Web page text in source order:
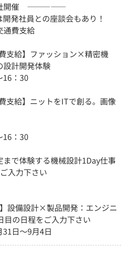
開催 ―――――
発社員との座談会もあり！
費支給
支給】ファッション×精密機
設計開発体験
16：30
支給】ニットをITで創る。画像
16：30
で体験する機械設計1Day仕事
入力下さい
設備設計×製品開発：エンジニ
の日程をご入力下さい
日～9月4日